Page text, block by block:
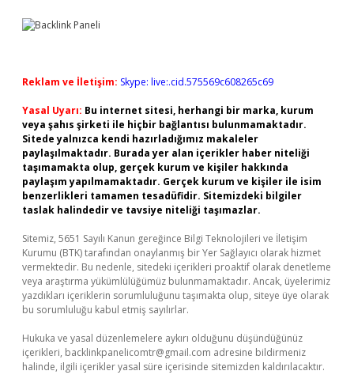
Reklam ve İletişim: Skype: live:.cid.575569c608265c69
Yasal Uyarı: Bu internet sitesi, herhangi bir marka, kurum
veya şahıs şirketi ile hiçbir bağlantısı bulunmamaktadır.
Sitede yalnızca kendi hazırladığımız makaleler
paylaşılmaktadır. Burada yer alan içerikler haber niteliği
taşımamakta olup, gerçek kurum ve kişiler hakkında
paylaşım yapılmamaktadır. Gerçek kurum ve kişiler ile isim
benzerlikleri tamamen tesadüfidir. Sitemizdeki bilgiler
taslak halindedir ve tavsiye niteliği taşımazlar.
Sitemiz, 5651 Sayılı Kanun gereğince Bilgi Teknolojileri ve İletişim
Kurumu (BTK) tarafından onaylanmış bir Yer Sağlayıcı olarak hizmet
vermektedir. Bu nedenle, sitedeki içerikleri proaktif olarak denetleme
veya araştırma yükümlülüğümüz bulunmamaktadır. Ancak, üyelerimiz
yazdıkları içeriklerin sorumluluğunu taşımakta olup, siteye üye olarak
bu sorumluluğu kabul etmiş sayılırlar.
Hukuka ve yasal düzenlemelere aykırı olduğunu düşündüğünüz
içerikleri, backlinkpanelicomtr@gmail.com adresine bildirmeniz
halinde, ilgili içerikler yasal süre içerisinde sitemizden kaldırılacaktır.